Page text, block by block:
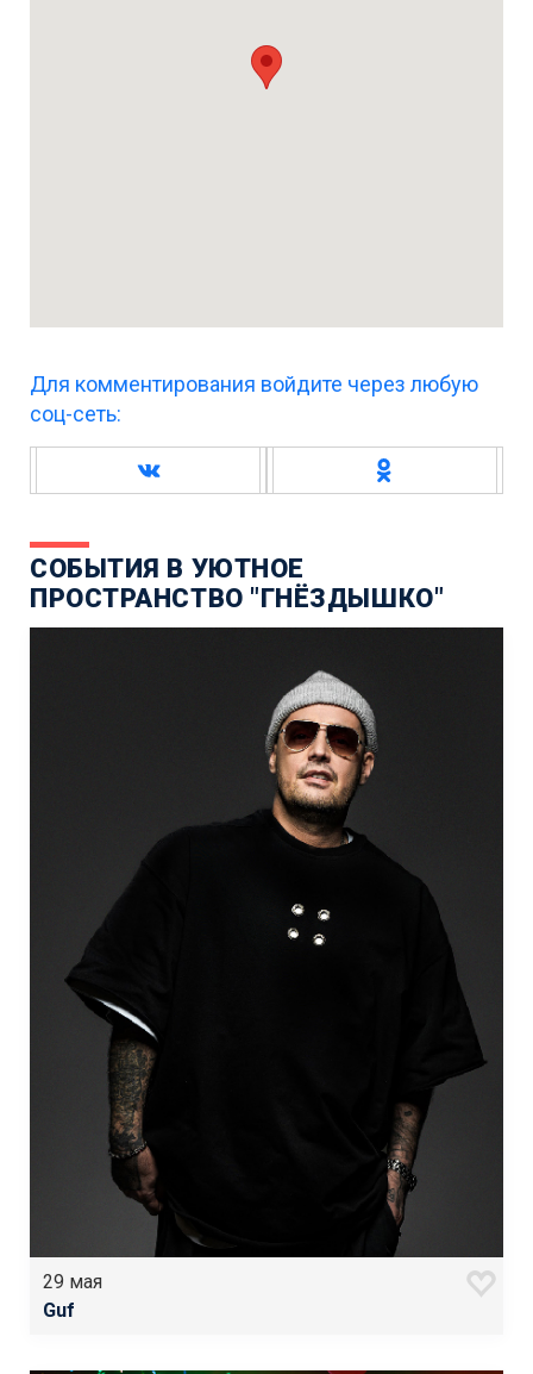
Для комментирования войдите через любую
соц-сеть:
СОБЫТИЯ В УЮТНОЕ
ПРОСТРАНСТВО "ГНЁЗДЫШКО"
29 мая
Guf